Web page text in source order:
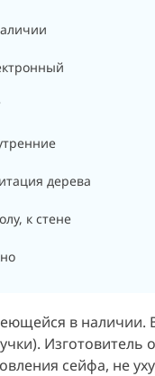
дерева
к стене
в наличии.
Изготовитель
сейфа, не